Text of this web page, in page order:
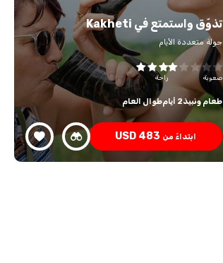
تذوّق واستمتع في Kakheti
جولة متعددة الأيام
صعوبة راحة
طعام ونبيذ2 أيام طوال العام
ابتداءً من USD 483